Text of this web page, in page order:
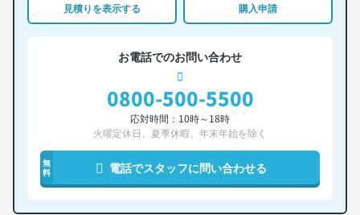
見積りを表示する 購入申請
お電話でのお問い合わせ
0800-500-5500
応対時間：10時～18時
火曜定休日、夏季休暇、年末年始を除く
無
料
電話でスタッフに問い合わせる